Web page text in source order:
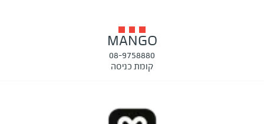
MANGO
08-9758880
קומת כניסה